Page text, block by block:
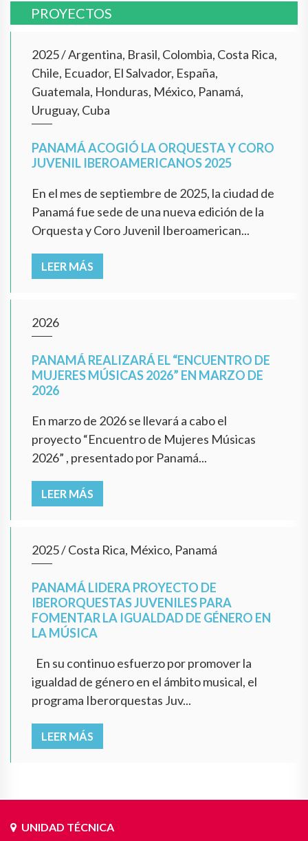
PROYECTOS
2025/Argentina, Brasil, Colombia, Costa Rica,
Chile, Ecuador, El Salvador, España,
Guatemala, Honduras, México, Panamá,
Uruguay, Cuba
PANAMÁ ACOGIÓ LA ORQUESTA Y CORO
JUVENIL IBEROAMERICANOS 2025
En el mes de septiembre de 2025, la ciudad de
Panamá fue sede de una nueva edición de la
Orquesta y Coro Juvenil Iberoamerican...
LEER MÁS
2026
PANAMÁ REALIZARÁ EL “ENCUENTRO DE
MUJERES MÚSICAS 2026” EN MARZO DE
2026
En marzo de 2026 se llevará a cabo el
proyecto “Encuentro de Mujeres Músicas
2026” , presentado por Panamá...
LEER MÁS
2025/Costa Rica, México, Panamá
PANAMÁ LIDERA PROYECTO DE
IBERORQUESTAS JUVENILES PARA
FOMENTAR LA IGUALDAD DE GÉNERO EN
LA MÚSICA
En su continuo esfuerzo por promover la
igualdad de género en el ámbito musical, el
programa Iberorquestas Juv...
LEER MÁS
UNIDAD TÉCNICA